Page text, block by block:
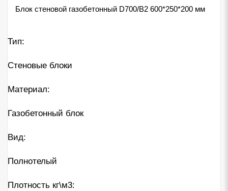
Блок стеновой газобетонный D700/B2 600*250*200 мм
Тип:
Стеновые блоки
Материал:
Газобетонный блок
Вид:
Полнотелый
Плотность кг\м3: